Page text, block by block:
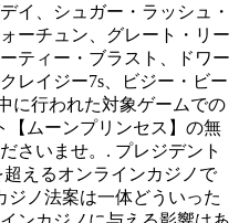
イ、シュガー・ラッシュ・
ーチュン、グレート・リー
ティー・ブラスト、ドワー
レイジー7s、ビジー・ビー
に行われた対象ゲームでの
【ムーンプリンセス】の無
さいませ。. プレジデント
えるオンラインカジノで
ジノ法案は一体どういった